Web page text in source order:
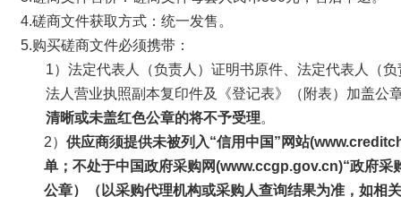
4.磋商文件获取方式：统一发售。
5.购买磋商文件必须携带：
1）法定代表人（负责人）证明书原件、法定代表人（
法人营业执照副本复印件及《登记表》（附表）加盖公
清晰或未盖红色公章的将不予受理。
2） 供应商须提供未被列入“信用中国”网站(
单；不处于中国政府采购网(www.ccgp.gov.cn)“政府采
公章）（以采购代理机构或采购人查询结果为准，如相